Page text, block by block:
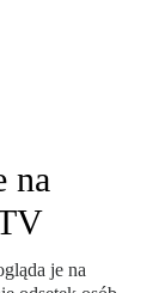
na
je na